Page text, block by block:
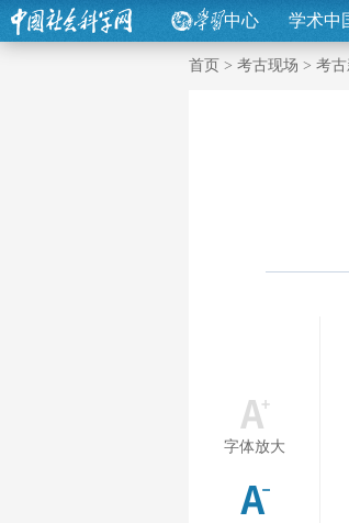
中心 学术中
首页 > 考古现场 > 考
字体放大